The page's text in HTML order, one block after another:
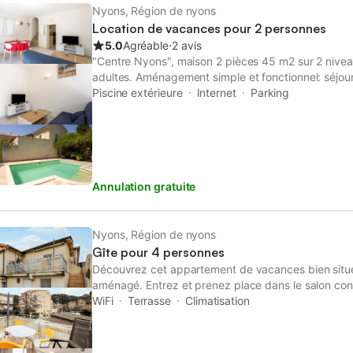
Nyons, Région de nyons
Location de vacances pour 2 personnes
5.0Agréable⋅2 avis
"Centre Nyons", maison 2 pièces 45 m2 sur 2
adultes. Aménagement simple et fonctionnel:
radiateur électrique. Sortie sur la terrasse. Cuisine
fumée. Annonce d'un particulier (art 155, IV du CGI).
Piscine extérieure Internet Parking
Annulation gratuite
Nyons, Région de nyons
Gîte pour 4 personnes
Découvrez cet appartement de vacances bien
aménagé. Entrez et prenez place dans le salon
rembourrés colorés, des fauteuils confortables et
WiFi Terrasse Climatisation